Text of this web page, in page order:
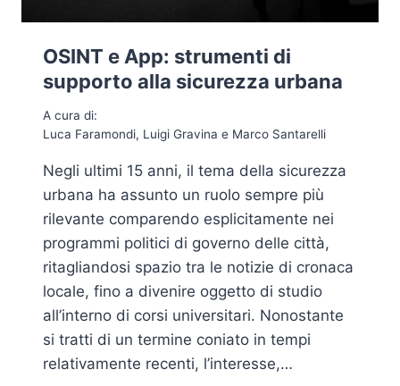
OSINT e App: strumenti di
supporto alla sicurezza urbana
A cura di:
Luca Faramondi, Luigi Gravina e Marco Santarelli
Negli ultimi 15 anni, il tema della sicurezza
urbana ha assunto un ruolo sempre più
rilevante comparendo esplicitamente nei
programmi politici di governo delle città,
ritagliandosi spazio tra le notizie di cronaca
locale, fino a divenire oggetto di studio
all’interno di corsi universitari. Nonostante
si tratti di un termine coniato in tempi
relativamente recenti, l’interesse,…